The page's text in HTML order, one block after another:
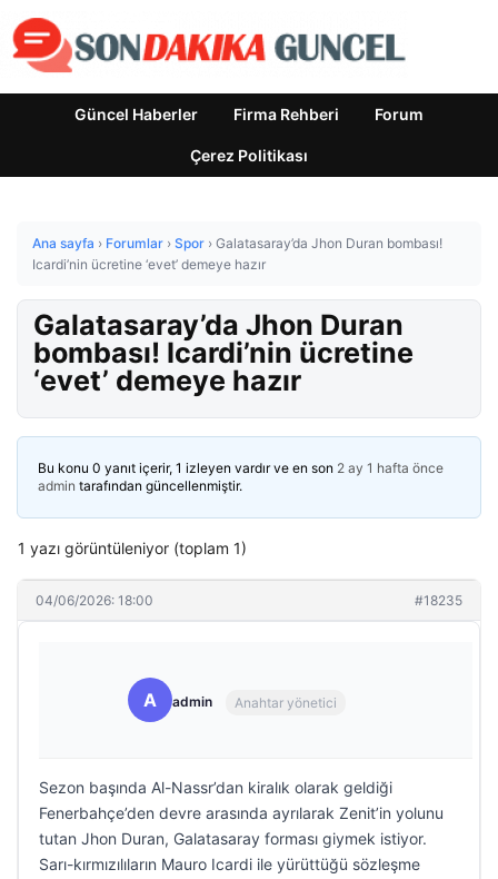
Güncel Haberler Firma Rehberi Forum
Çerez Politikası
Ana sayfa › Forumlar › Spor › Galatasaray’da Jhon Duran bombası!
Icardi’nin ücretine ‘evet’ demeye hazır
Galatasaray’da Jhon Duran
bombası! Icardi’nin ücretine
‘evet’ demeye hazır
Bu konu 0 yanıt içerir, 1 izleyen vardır ve en son 2 ay 1 hafta önce
admin tarafından güncellenmiştir.
1 yazı görüntüleniyor (toplam 1)
04/06/2026: 18:00 #18235
A admin Anahtar yönetici
Sezon başında Al-Nassr’dan kiralık olarak geldiği
Fenerbahçe’den devre arasında ayrılarak Zenit’in yolunu
tutan Jhon Duran, Galatasaray forması giymek istiyor.
Sarı-kırmızılıların Mauro Icardi ile yürüttüğü sözleşme